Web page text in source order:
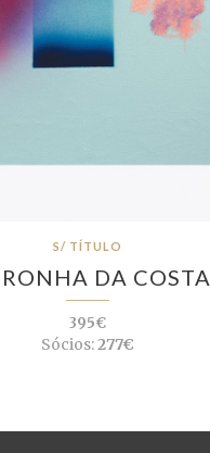
S/ TÍTULO
DA COSTA
395€
Sócios:277€